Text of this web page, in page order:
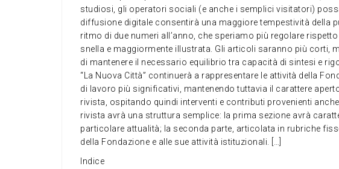
studiosi, gli operatori sociali (e anche i semplici visitatori)
diffusione digitale consentirà una maggiore tempestività della
ritmo di due numeri all’anno, che speriamo più regolare
snella e maggiormente illustrata. Gli articoli saranno più corti,
di mantenere il necessario equilibrio tra capacità di sintesi e
“La Nuova Città” continuerà a rappresentare le attività della
di lavoro più significativi, mantenendo tuttavia il carattere
rivista, ospitando quindi interventi e contributi provenienti
rivista avrà una struttura semplice: la prima sezione avrà
particolare attualità; la seconda parte, articolata in rubriche
della Fondazione e alle sue attività istituzionali. […]
Indice